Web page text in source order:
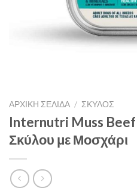
ΑΡΧΙΚΉ ΣΕΛΊΔΑ / ΣΚΥΛΟΣ
Internutri Muss
Σκύλου με Μοσχάρι